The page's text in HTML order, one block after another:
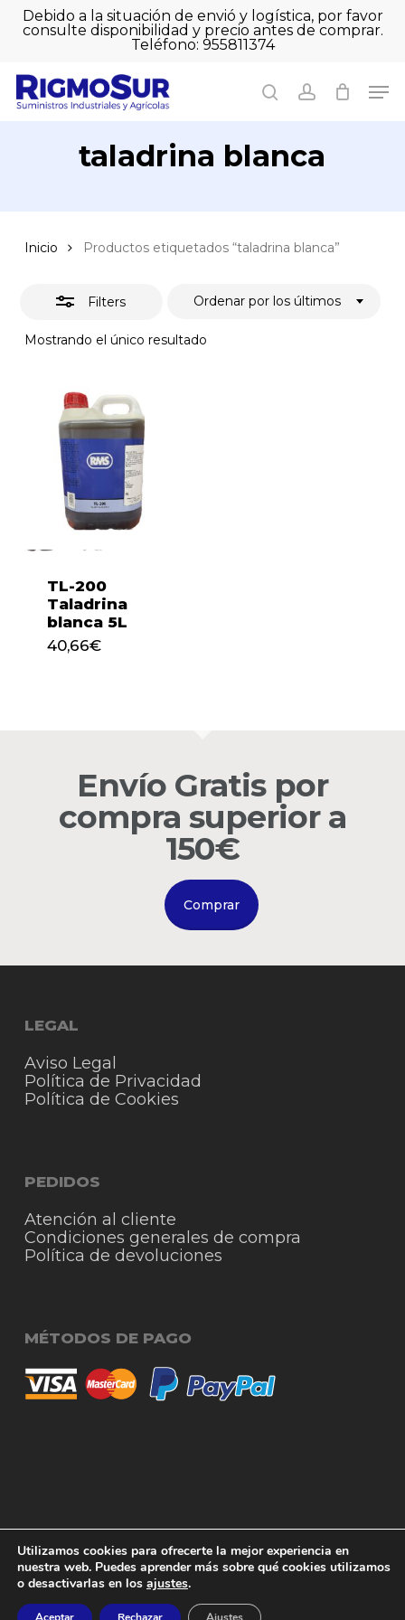
SkipDebido a la situación de envió y logística, por favor
consulte disponibilidad y precio antes de comprar.
Teléfono: 955811374
searchaccount
Cart Close
carrito.
Go to shop
Subtotal: 0,00
Ver carrito
taladrina blanca
Inicio Productos etiquetados “taladrina blanca”
Filters
Mostrando el único resultado
Ordenar por los últimos
Close
TL-200
Taladrina
blanca 5L
40,66€
40,66
Envío Gratis por
compra superior a
150€
Comprar
LEGAL
Aviso Legal
Política de Privacidad
Política de Cookies
PEDIDOS
Atención al cliente
Condiciones generales de compra
Política de devoluciones
MÉTODOS DE PAGO
© 2026 RigmoSur. Proyecto realizado por Grado
Creativo Agencia de Publicidad
facebookinstagramwhatsappphone
Utilizamos cookies para ofrecerte la mejor experiencia en
nuestra web. Puedes aprender más sobre qué cookies utilizamos
o desactivarlas en los ajustes.